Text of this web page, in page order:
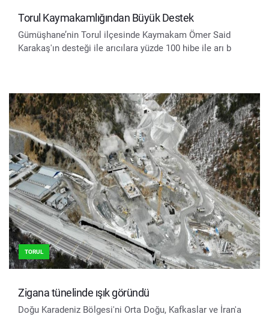
Torul Kaymakamlığından Büyük Destek
Gümüşhane’nin Torul ilçesinde Kaymakam Ömer Said
Karakaş'ın desteği ile arıcılara yüzde 100 hibe ile arı b
TORUL
Zigana tünelinde ışık göründü
Doğu Karadeniz Bölgesi'ni Orta Doğu, Kafkaslar ve İran'a